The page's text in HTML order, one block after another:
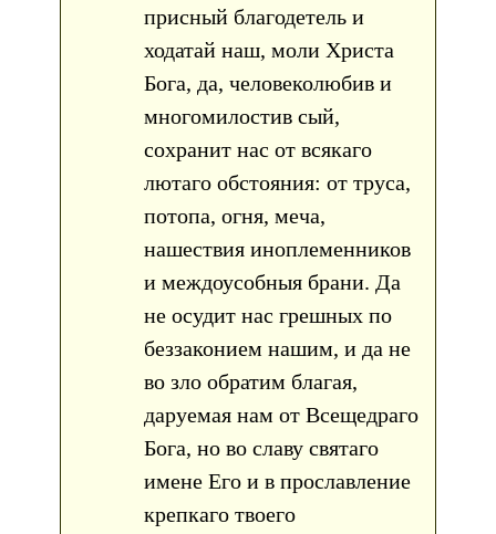
присный благодетель и
ходатай наш, моли Христа
Бога, да, человеколюбив и
многомилостив сый,
сохранит нас от всякаго
лютаго обстояния: от труса,
потопа, огня, меча,
нашествия иноплеменников
и междоусобныя брани. Да
не осудит нас грешных по
беззаконием нашим, и да не
во зло обратим благая,
даруемая нам от Всещедраго
Бога, но во славу святаго
имене Его и в прославление
крепкаго твоего